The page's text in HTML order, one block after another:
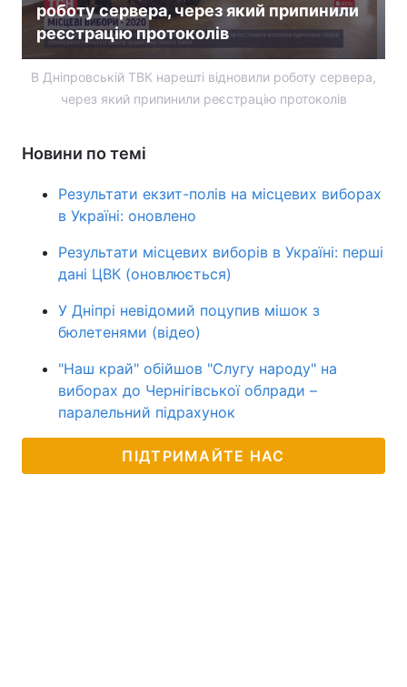
Тема оформлення
роботу сервера, через який припинили
реєстрацію протоколів
В Дніпровській ТВК нарешті відновили роботу сервера,
через який припинили реєстрацію протоколів
Новини по темі
Результати екзит-полів на місцевих виборах
в Україні: оновлено
Результати місцевих виборів в Україні: перші
дані ЦВК (оновлюється)
У Дніпрі невідомий поцупив мішок з
бюлетенями (відео)
"Наш край" обійшов "Слугу народу" на
виборах до Чернігівської облради –
паралельний підрахунок
ПІДТРИМАЙТЕ НАС